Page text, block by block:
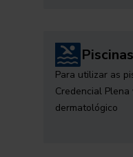
Piscinas
Para utilizar as
Credencial
dermatológico